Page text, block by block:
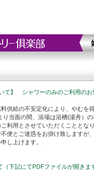
いて】 シャワーのみのご利用のお
供給の不安定化により、やむを
り当面の間、浴場は浴槽(湯舟）の
ご利用とさせていただくこととな
便とご迷惑をお掛け致しますが
し上げます。
下記にてPDFファイルが開きま